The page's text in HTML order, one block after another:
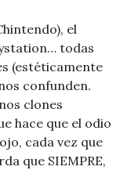
el
todas
(estéticamente
confunden.
clones
hace que el odio
cada vez que
que SIEMPRE,